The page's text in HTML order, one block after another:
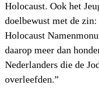
Holocaust. Ook het
doelbewust met de
Holocaust
daarop meer dan
Nederlanders die de
overleefden.”